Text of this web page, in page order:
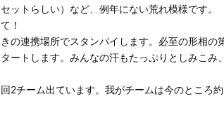
ットらしい）など、例年にない荒れ模様です。
！
の連携場所でスタンバイします。必至の形相の
ートします。みんなの汗もたっぷりとしみこみ
2チーム出ています。我がチームは今のところ